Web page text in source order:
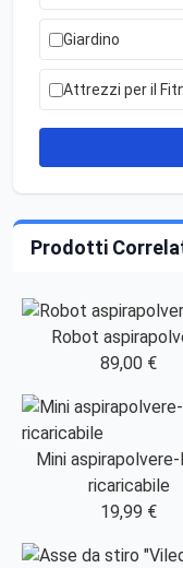
Giardino
Attrezzi per il
Prodotti
Robot
89,00 €
Mini
ricaricabile
19,99 €